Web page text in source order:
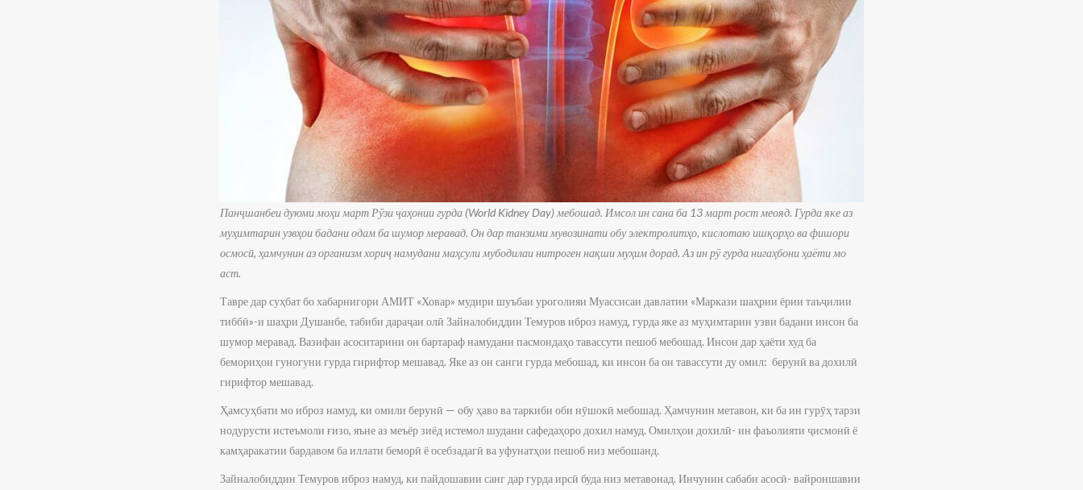
Панҷшанбеи дуюми моҳи март Рӯзи ҷаҳонии гурда (World Kidney Day) мебошад. Имсол ин сана ба 13 март рост меояд. Гурда яке аз
муҳимтарин узвҳои бадани одам ба шумор меравад. Он дар танзими мувозинати обу электролитҳо, кислотаю ишқорҳо ва фишори
осмосӣ, ҳамчунин аз организм хориҷ намудани маҳсули мубодилаи нитроген нақши муҳим дорад. Аз ин рӯ гурда нигаҳбони ҳаёти мо
аст.
Тавре дар суҳбат бо хабарнигори АМИТ «Ховар» мудири шуъбаи уроголияи Муассисаи давлатии «Маркази шаҳрии ёрии таъҷилии
тиббӣ»-и шаҳри Душанбе, табиби дараҷаи олӣ Зайналобиддин Темуров иброз намуд, гурда яке аз муҳимтарин узви бадани инсон ба
шумор меравад. Вазифаи асоситарини он бартараф намудани пасмондаҳо тавассути пешоб мебошад. Инсон дар ҳаёти худ ба
бемориҳои гуногуни гурда гирифтор мешавад. Яке аз он санги гурда мебошад, ки инсон ба он тавассути ду омил: берунӣ ва дохилӣ
гирифтор мешавад.
Ҳамсуҳбати мо иброз намуд, ки омили берунӣ — обу ҳаво ва таркиби оби нӯшокӣ мебошад. Ҳамчунин метавон, ки ба ин гурӯҳ тарзи
нодурусти истеъмоли ғизо, яъне аз меъёр зиёд истемол шудани сафедаҳоро дохил намуд. Омилҳои дохилӣ- ин фаъолияти ҷисмонӣ ё
камҳаракатии бардавом ба иллати беморӣ ё осебзадагӣ ва уфунатҳои пешоб низ мебошанд.
Зайналобиддин Темуров иброз намуд, ки пайдошавии санг дар гурда ирсӣ буда низ метавонад. Инчунин сабаби асосӣ- вайроншавии